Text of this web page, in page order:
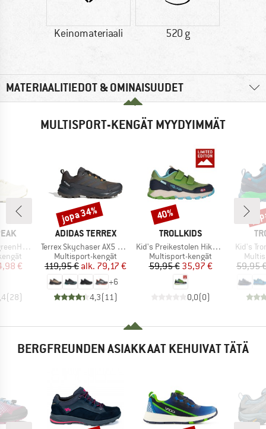
Keinomateriaali 520 g
MATERIAALITIEDOT & OMINAISUUDET
MULTISPORT-KENGÄT MYYDYIMMÄT
WP Low
hinta
€
(28)
MERKKI
ADIDAS TERREX
Tuote
Terrex Skychaser AX5 GORE-TEX
Tuoteryhmä
Multisport-kengät
Hinta
119,95 € Alennettu hinta
alk. 79,17 €
+6
4,3(11 )
Alennus
jopa 34%
MERKKI
TROLLKIDS
Tuote
Kid's Preikestolen Hiker Exclusive
Tuoteryhmä
Multisport-kengät
Hinta
59,95 €Alennettu hinta
35,97 €
0,0(0)
Alennus
40%
Tuote
Kid's
59,95
BERGFREUNDEN ASIAKKAAT KEHUIVAT TÄTÄ